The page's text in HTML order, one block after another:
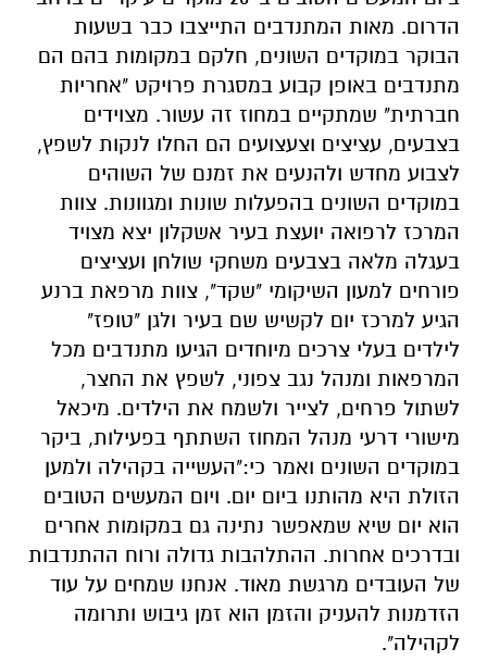
הדרום. מאות המתנדבים התייצבו כבר בשעות
הבוקר במוקדים השונים, חלקם במקומות בהם הם
מתנדבים באופן קבוע במסגרת פרויקט "אחריות
חברתית" שמתקיים במחוז זה עשור. מצוידים
בצבעים, עציצים וצעצועים הם החלו לנקות לשפץ,
לצבוע מחדש ולהנעים את זמנם של השוהים
במוקדים השונים בהפעלות שונות ומגוונות. צוות
המרכז לרפואה יועצת בעיר אשקלון יצא מצויד
בעגלה מלאה בצבעים משחקי שולחן ועציצים
פורחים למעון השיקומי "שקד", צוות מרפאת ברנע
הגיע למרכז יום לקשיש שם בעיר ולגן "טופז"
לילדים בעלי צרכים מיוחדים הגיעו מתנדבים מכל
המרפאות ומנהל נגב צפוני, לשפץ את החצר,
לשתול פרחים, לצייר ולשמח את הילדים. מיכאל
מישורי דרעי מנהל המחוז השתתף בפעילות, ביקר
במוקדים השונים ואמר כי:"העשייה בקהילה ולמען
הזולת היא מהותנו ביום יום. ויום המעשים הטובים
הוא יום שיא שמאפשר נתינה גם במקומות אחרים
ובדרכים אחרות. ההתלהבות גדולה ורוח ההתנדבות
של העובדים מרגשת מאוד. אנחנו שמחים על עוד
הזדמנות להעניק והזמן הוא זמן גיבוש ותרומה
לקהילה".